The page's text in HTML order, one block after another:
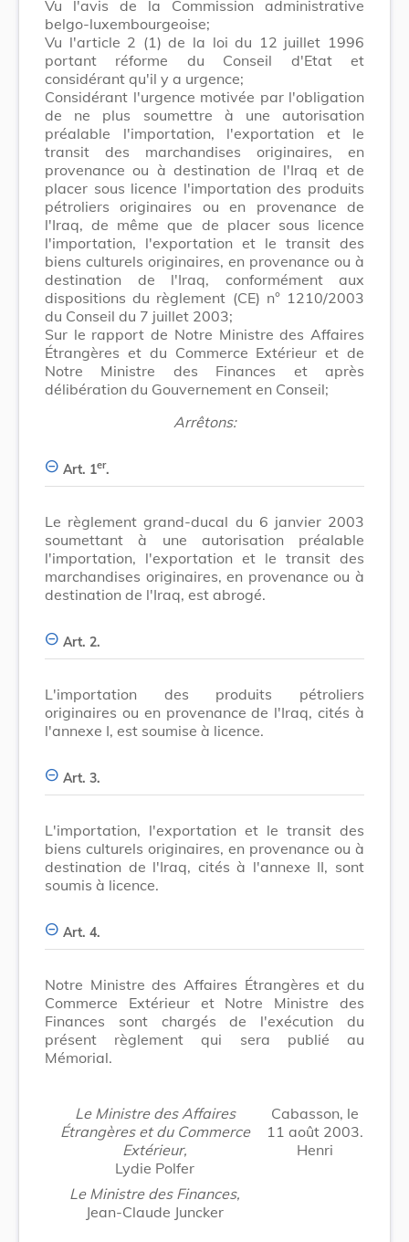
Vu l'avis de la Commission administrative
belgo-luxembourgeoise;
Vu l'article 2 (1) de la loi du 12 juillet 1996
portant réforme du Conseil d'Etat et
considérant qu'il y a urgence;
Considérant l'urgence motivée par l'obligation
de ne plus soumettre à une autorisation
préalable l'importation, l'exportation et le
transit des marchandises originaires, en
provenance ou à destination de l'Iraq et de
placer sous licence l'importation des produits
pétroliers originaires ou en provenance de
l'Iraq, de même que de placer sous licence
l'importation, l'exportation et le transit des
biens culturels originaires, en provenance ou à
destination de l'Iraq, conformément aux
dispositions du règlement (CE) n° 1210/2003
du Conseil du 7 juillet 2003;
Sur le rapport de Notre Ministre des Affaires
Étrangères et du Commerce Extérieur et de
Notre Ministre des Finances et après
délibération du Gouvernement en Conseil;
Arrêtons:
Art. 1er.
Le règlement grand-ducal du 6 janvier 2003
soumettant à une autorisation préalable
l'importation, l'exportation et le transit des
marchandises originaires, en provenance ou à
destination de l'Iraq, est abrogé.
Art. 2.
L'importation des produits pétroliers
originaires ou en provenance de l'Iraq, cités à
l'annexe I, est soumise à licence.
Art. 3.
L'importation, l'exportation et le transit des
biens culturels originaires, en provenance ou à
destination de l'Iraq, cités à l'annexe II, sont
soumis à licence.
Art. 4.
Notre Ministre des Affaires Étrangères et du
Commerce Extérieur et Notre Ministre des
Finances sont chargés de l'exécution du
présent règlement qui sera publié au
Mémorial.
Le Ministre des Affaires
Étrangères et du Commerce
Extérieur,
Lydie Polfer
Le Ministre des Finances,
Jean-Claude Juncker
Cabasson, le
11 août 2003.
Henri